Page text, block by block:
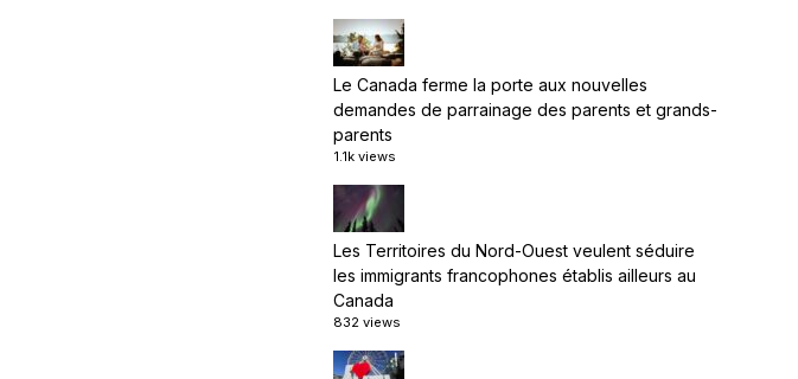
Le Canada ferme la porte aux nouvelles
demandes de parrainage des parents et grands-
parents
1.1k views
Les Territoires du Nord-Ouest veulent séduire
les immigrants francophones établis ailleurs au
Canada
832 views